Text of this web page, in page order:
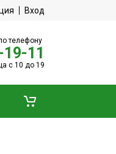
Вход
телефону
11
с 10 до 19